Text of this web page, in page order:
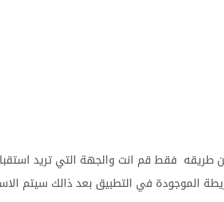
طريقه فقط قم انت والجهة التي تريد
الموجودة في التطبيق بعد ذالك سيتم